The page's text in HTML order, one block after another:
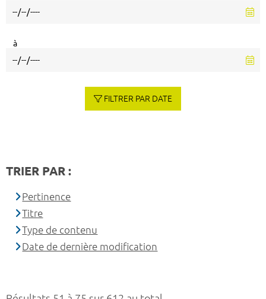
à
FILTRER PAR DATE
TRIER PAR :
Pertinence
Titre
Type de contenu
Date de dernière modification